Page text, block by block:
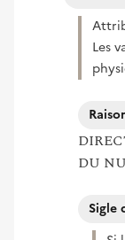
Les
DU
Sigle